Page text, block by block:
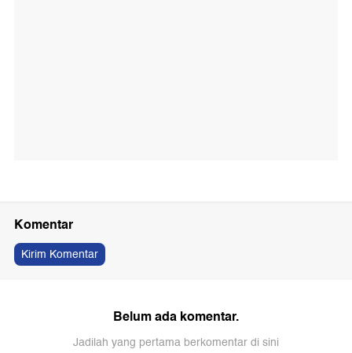
Komentar
Kirim Komentar
Belum ada komentar.
Jadilah yang pertama berkomentar di sini